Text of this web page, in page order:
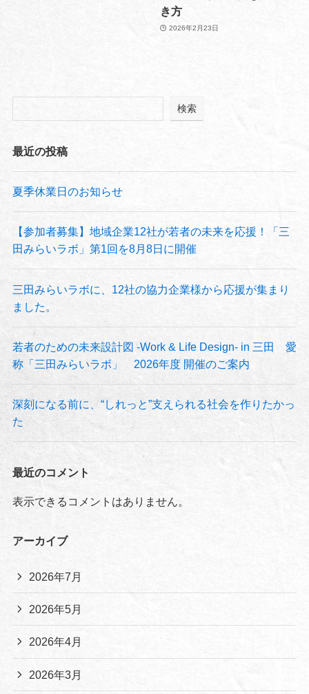
き方
2026年2月23日
検索
最近の投稿
夏季休業日のお知らせ
【参加者募集】地域企業12社が若者の未来を応援！「三
田みらいラボ」第1回を8月8日に開催
三田みらいラボに、12社の協力企業様から応援が集まり
ました。
若者のための未来設計図 -Work & Life Design- in 三田 愛
称「三田みらいラボ」 2026年度 開催のご案内
深刻になる前に、“しれっと”支えられる社会を作りたかっ
た
最近のコメント
表示できるコメントはありません。
アーカイブ
2026年7月
2026年5月
2026年4月
2026年3月